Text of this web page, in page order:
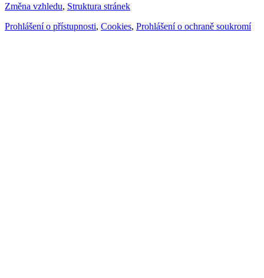
Změna vzhledu, Struktura stránek
Prohlášení o přístupnosti, Cookies, Prohlášení o ochraně soukromí